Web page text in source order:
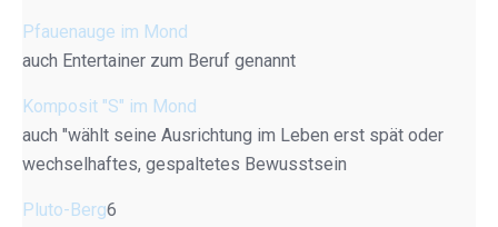
Pfauenauge im Mond
auch Entertainer zum Beruf genannt
Komposit "S" im Mond
auch "wählt seine Ausrichtung im Leben erst spät oder
wechselhaftes, gespaltetes Bewusstsein
Pluto-Berg6